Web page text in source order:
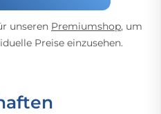
unseren Premiumshop, um
Preise einzusehen.